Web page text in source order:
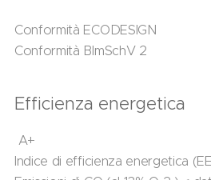
Conformità ECODESIGN
Conformità BImSchV 2
Efficienza energetica
A+
Indice di efficienza energetica